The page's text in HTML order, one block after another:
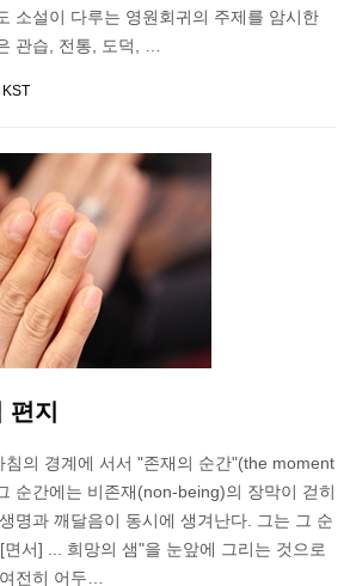
소설이 다루는 영원회귀의 주제를 암시한
관습, 전통, 도덕, …
지
의 경계에 서서 "존재의 순간"(the moment
순간에는 비존재(non-being)의 장막이 걷히
명과 깨달음이 동시에 생겨난다. 그는 그 순
서] ... 희망의 샘"을 눈앞에 그리는 것으로
전히 어두…